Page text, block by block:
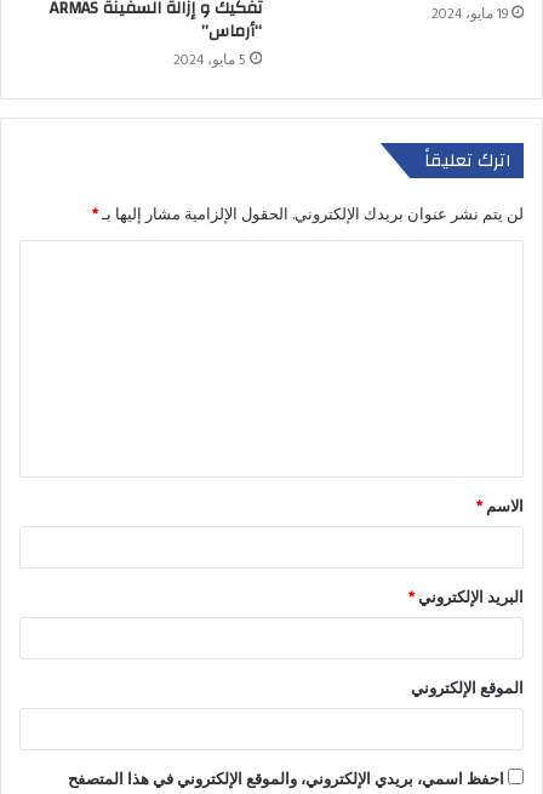
19 مايو، 2024 تفكيك و إزالة السفينة ARMAS
“أرماس”
5 مايو، 2024
اترك تعليقاً
لن يتم نشر عنوان بريدك الإلكتروني. الحقول الإلزامية مشار إليها بـ*
الاسم*
البريد الإلكتروني*
الموقع الإلكتروني
احفظ اسمي، بريدي الإلكتروني، والموقع الإلكتروني في هذا المتصفح